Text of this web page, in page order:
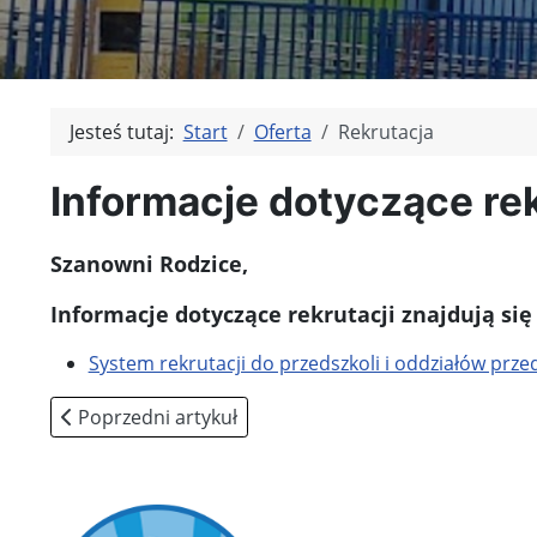
Jesteś tutaj: Start Oferta Rekrutacja
Informacje dotyczące
Szanowni Rodzice,
Informacje dotyczące rekrutacji znajdują
System rekrutacji do przedszkoli i oddziałów
Poprzedni artykuł: Kącik rodziców
Poprzedni artykuł